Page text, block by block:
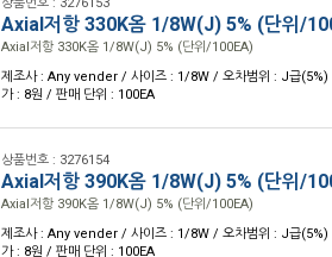
Axial저항 330K옴 1/8W(J) 5% (단위/
Axial저항 330K옴 1/8W(J) 5% (단위/100EA)
제조사 : Any vender / 사이즈 : 1/8W / 오차범위 : J급
가 : 8원 / 판매 단위 : 100EA
상품번호 : 3276154
Axial저항 390K옴 1/8W(J) 5% (단위/
Axial저항 390K옴 1/8W(J) 5% (단위/100EA)
제조사 : Any vender / 사이즈 : 1/8W / 오차범위 : J급
가 : 8원 / 판매 단위 : 100EA